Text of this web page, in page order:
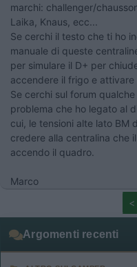
marchi: challenger/
Laika, Knaus, ecc...
Se cerchi il testo che ti ho
manuale di queste
per simulare il D+ per
accendere il frigo e attivare
Se cerchi sul forum
problema che ho legato al
cui, le tensioni alte lato BM
credere alla centralina che
accendo il quadro.
Marco
<
Argomenti recenti